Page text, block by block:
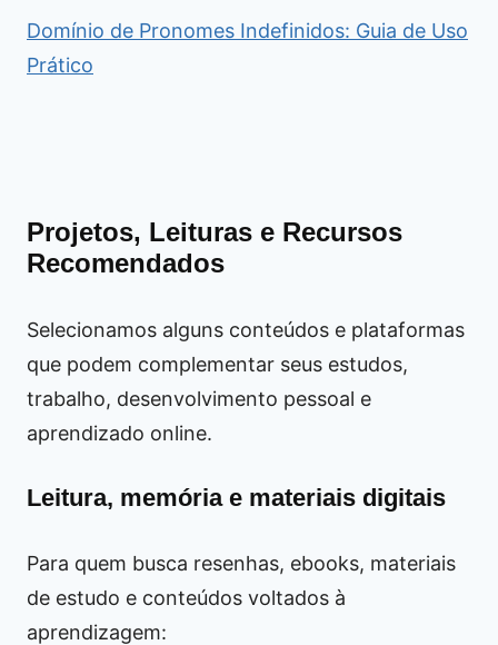
Domínio de Pronomes Indefinidos: Guia de Uso
Prático
Projetos, Leituras e Recursos
Recomendados
Selecionamos alguns conteúdos e plataformas
que podem complementar seus estudos,
trabalho, desenvolvimento pessoal e
aprendizado online.
Leitura, memória e materiais digitais
Para quem busca resenhas, ebooks, materiais
de estudo e conteúdos voltados à
aprendizagem: